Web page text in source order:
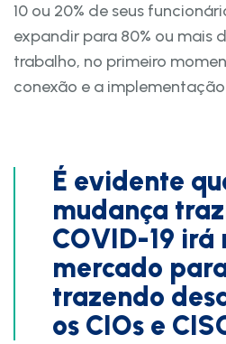
10 ou 20% de seus
expandir para 80% ou mais
trabalho, no primeiro
conexão e a implementação
É evidente
mudança
COVID-19 irá
mercado
trazendo
os CIOs e